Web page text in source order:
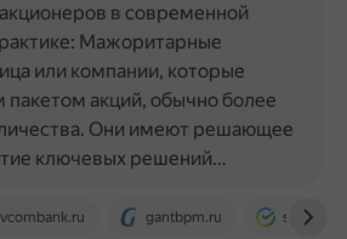
gantbpm.ru
в современной
Мажоритарные
или компании, которые
акций, обычно более
Они имеют решающее
ключевых решений…